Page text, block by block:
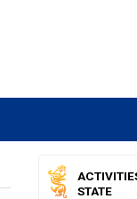
STATE